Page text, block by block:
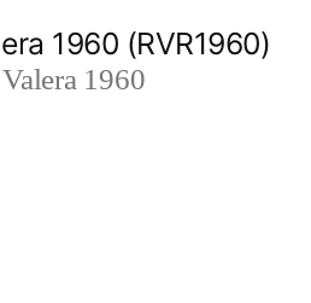
1960 (RVR1960)
1960